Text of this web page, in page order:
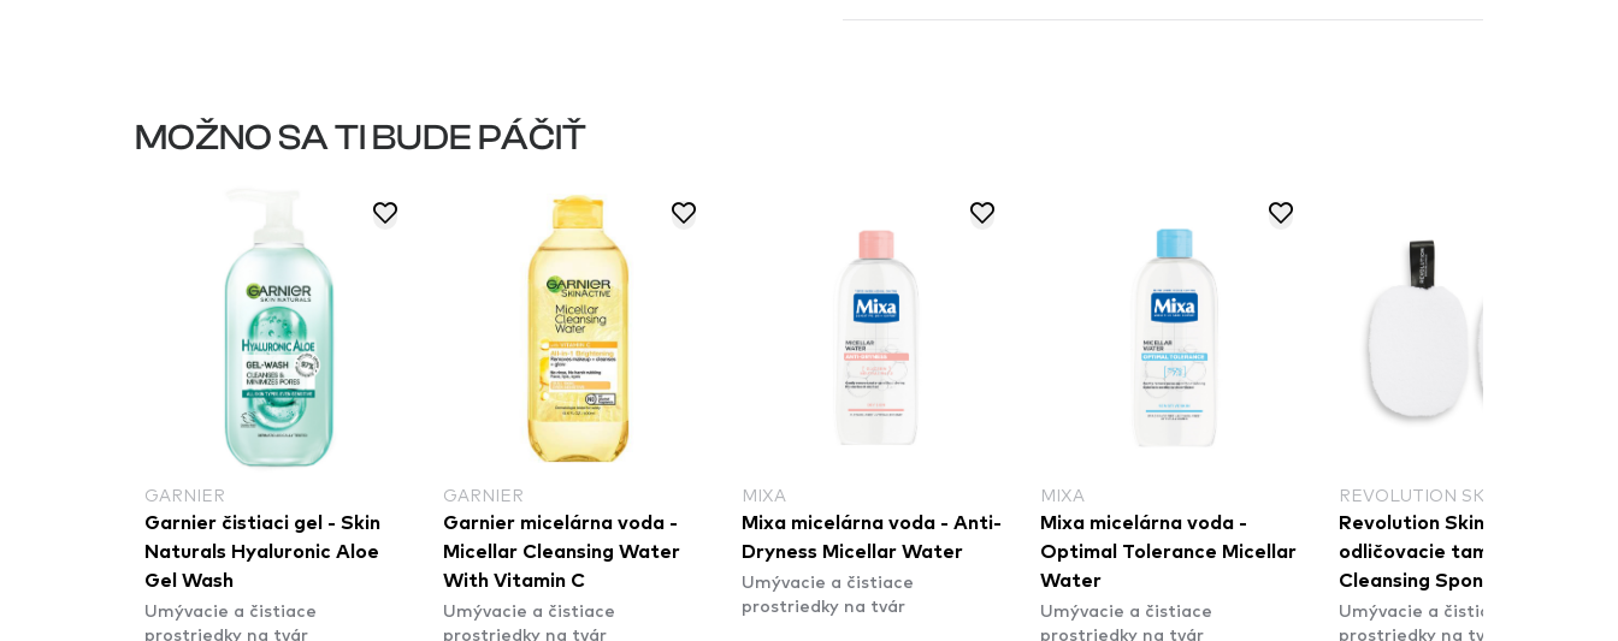
MOŽNO SA TI BUDE PÁČIŤ
GARNIER
Garnier čistiaci gel - Skin
Naturals Hyaluronic Aloe
Gel Wash
Umývacie a čistiace
prostriedky na tvár
GARNIER
Garnier micelárna voda -
Micellar Cleansing Water
With Vitamin C
Umývacie a čistiace
prostriedky na tvár
MIXA
Mixa micelárna voda - Anti-
Dryness Micellar Water
Umývacie a čistiace
prostriedky na tvár
MIXA
Mixa micelárna voda -
Optimal Tolerance Micellar
Water
Umývacie a čistiace
prostriedky na tvár
REVOLUTION SKINCARE
Revolution Skincare
odličovacie tampóny Soft
Cleansing Sponges
Umývacie a čistiace
prostriedky na tvár